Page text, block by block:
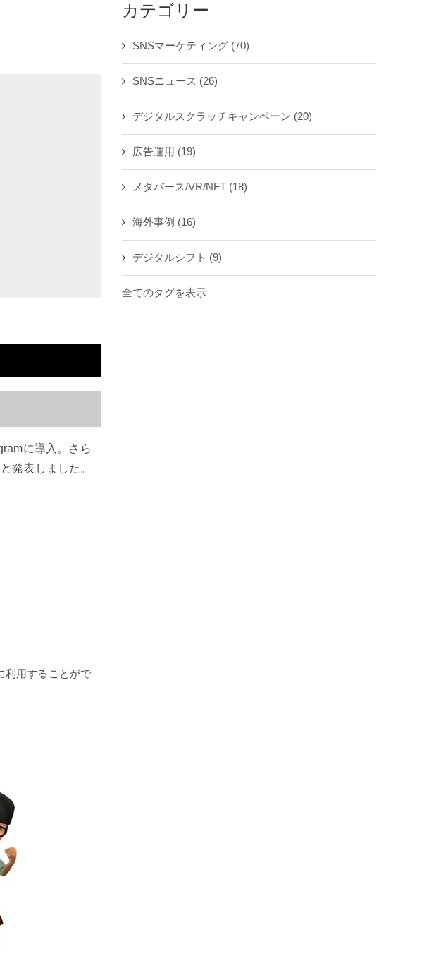
に導入。さら
発表しました。
利用することがで
カテゴリー
SNSマーケティング (70)
SNSニュース (26)
デジタルスクラッチキャンペーン (20)
広告運用 (19)
メタバース/VR/NFT (18)
海外事例 (16)
デジタルシフト (9)
全てのタグを表示